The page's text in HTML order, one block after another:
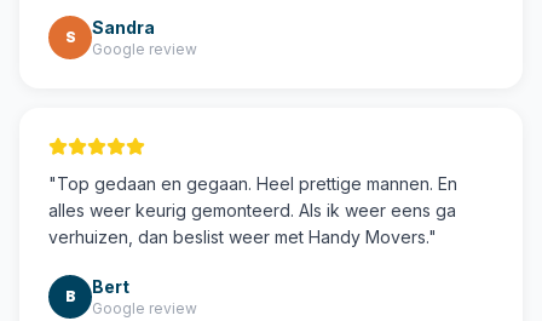
S Sandra
Google review
"Top gedaan en gegaan. Heel prettige mannen. En
alles weer keurig gemonteerd. Als ik weer eens ga
verhuizen, dan beslist weer met Handy Movers."
B Bert
Google review